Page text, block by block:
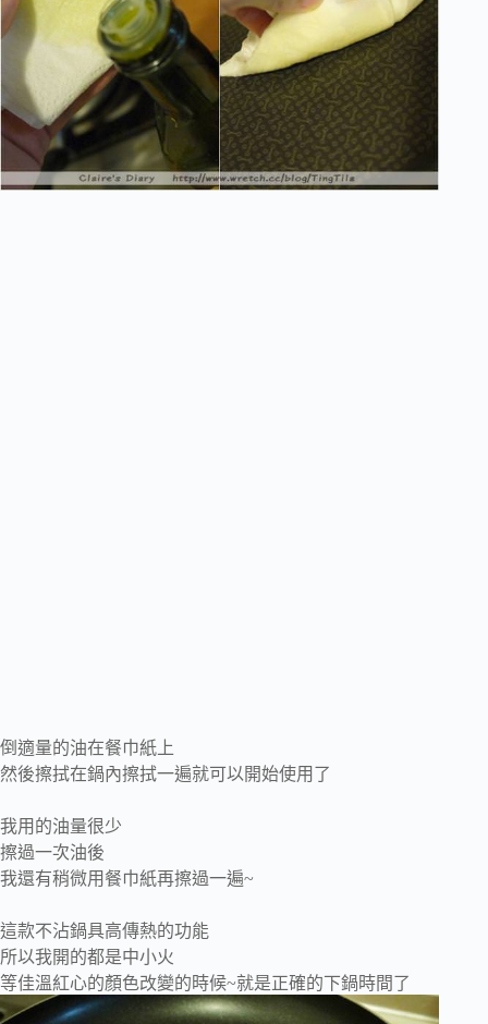
倒適量的油在餐巾紙上
然後擦拭在鍋內擦拭一遍就可以開始使用了
我用的油量很少
擦過一次油後
我還有稍微用餐巾紙再擦過一遍~
這款不沾鍋具高傳熱的功能
所以我開的都是中小火
等佳溫紅心的顏色改變的時候~就是正確的下鍋時間了